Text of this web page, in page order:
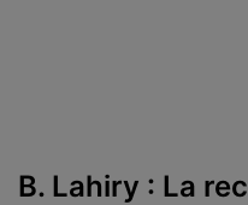
B. Lahiry : La